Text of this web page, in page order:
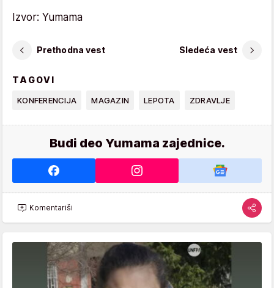
Izvor: Yumama
Prethodna vest Sledeća vest
TAGOVI
KONFERENCIJA MAGAZIN LEPOTA ZDRAVLJE
Budi deo Yumama zajednice.
Komentariši